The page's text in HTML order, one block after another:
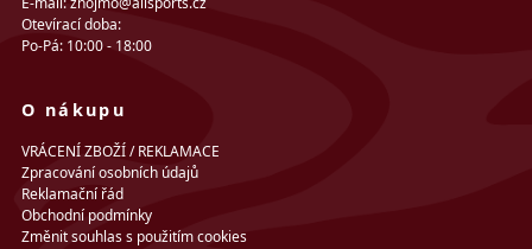
Otevírací doba:
Po-Pá: 10:00 - 18:00
O nákupu
VRÁCENÍ ZBOŽÍ / REKLAMACE
Zpracování osobních údajů
Reklamační řád
Obchodní podmínky
Změnit souhlas s použitím cookies